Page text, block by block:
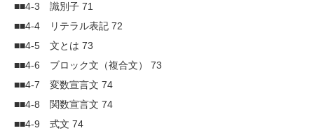
■■4-3 識別子 71
■■4-4 リテラル表記 72
■■4-5 文とは 73
■■4-6 ブロック文（複合文） 73
■■4-7 変数宣言文 74
■■4-8 関数宣言文 74
■■4-9 式文 74